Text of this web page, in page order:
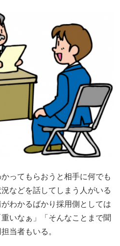
ってもらおうと相手に何でも
などを話してしまう人がいる
わかるばかり採用側としては
いなぁ」「そんなことまで聞
当者もいる。